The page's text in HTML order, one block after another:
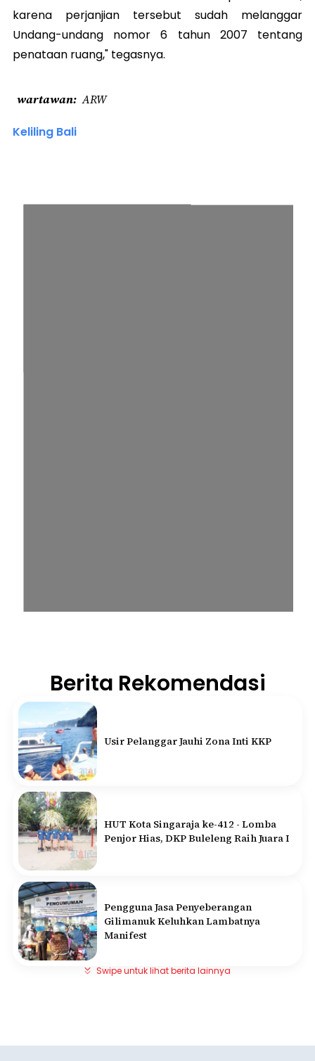
karena perjanjian tersebut sudah melanggar
Undang-undang nomor 6 tahun 2007 tentang
penataan ruang," tegasnya.
wartawan ARW
Keliling Bali
Berita Rekomendasi
Usir Pelanggar Jauhi Zona Inti KKP
HUT Kota Singaraja ke-412 - Lomba
Penjor Hias, DKP Buleleng Raih Juara I
Pengguna Jasa Penyeberangan
Gilimanuk Keluhkan Lambatnya
Manifest
Swipe untuk lihat berita lainnya